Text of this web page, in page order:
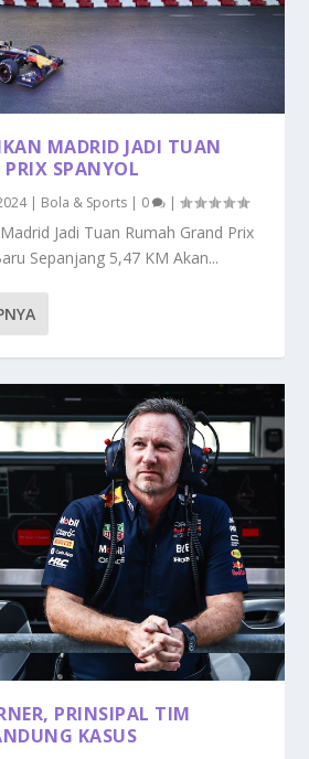
MADRID JADI TUAN
SPANYOL
| Bola & Sports | 0 |
Jadi Tuan Rumah Grand Prix
Sepanjang 5,47 KM Akan...
PRINSIPAL TIM
KASUS